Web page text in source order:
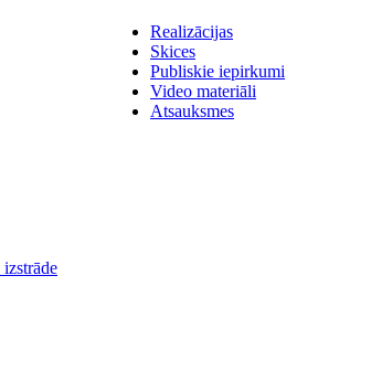
Realizācijas
Skices
Publiskie iepirkumi
Video materiāli
Atsauksmes